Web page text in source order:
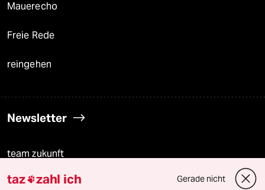
Mauerecho
Freie Rede
reingehen
Newsletter
team zukunft
taz frisch
taz zahl ich Gerade nicht